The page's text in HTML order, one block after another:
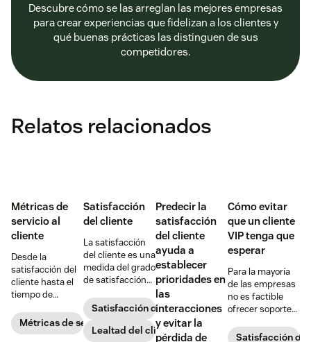
Descubre cómo se las arreglan las mejores empresas
para crear experiencias que fidelizan a los clientes y
qué buenas prácticas las distinguen de sus
competidores.
Relatos relacionados
Métricas de
servicio al
cliente
Desde la
satisfacción del
cliente hasta el
tiempo de
son las métricas
clave del servicio
Métricas de servicio al cliente
Satisfacción
del cliente
La satisfacción
del cliente es una
medida del grado
de satisfacción
con tu producto
o servicio. Y para
muchas
Satisfacción del cliente
Lealtad del cliente
Predecir la
satisfacción
del cliente
ayuda a
establecer
prioridades en
las
interacciones
y evitar la
pérdida de
Cómo evitar
que un cliente
VIP tenga que
esperar
Para la mayoría
de las empresas
no es factible
ofrecer soporte
los 7 días de la
Satisfacción